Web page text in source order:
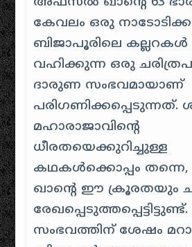
കേവലം ഒരു
ബിജാപൂരിലെ കല്ലറകൾ
വഹിക്കുന്ന ഒരു
ദാരുണ സംഭവമായാണ്
പരിഗണിക്കപ്പെടുന്നത്.
മഹാരാജാവിന്റെ
ധീരതയെക്കുറിച്ചുള്ള
കഥകൾക്കൊപ്പം
ഖാൻ്റെ ഈ ക്രൂരതയും
സംഭവത്തിന് ശേഷം